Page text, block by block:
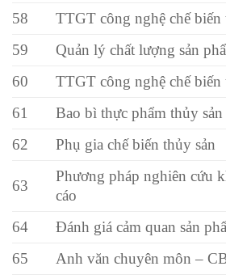
58
TTGT công nghệ chế biến
59
Quản lý chất lượng sản
60
TTGT công nghệ chế biến
61
Bao bì thực phẩm thủy sản
62
Phụ gia chế biến thủy sản
63
Phương pháp nghiên cứu
cáo
64
Đánh giá cảm quan sản
65
Anh văn chuyên môn –